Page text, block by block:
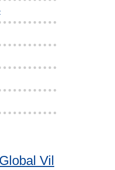
Global Vil